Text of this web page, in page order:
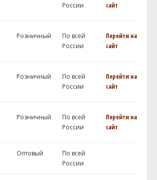
России
сайт
Розничный
По всей
России
Перейти на
сайт
Розничный
По всей
России
Перейти на
сайт
Розничный
По всей
России
Перейти на
сайт
Оптовый
По всей
России